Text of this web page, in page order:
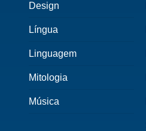
Design
Língua
Linguagem
Mitologia
Música